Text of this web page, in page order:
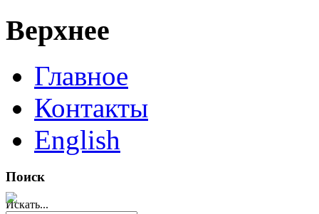
Верхнее
Главное
Контакты
English
Поиск
Искать...